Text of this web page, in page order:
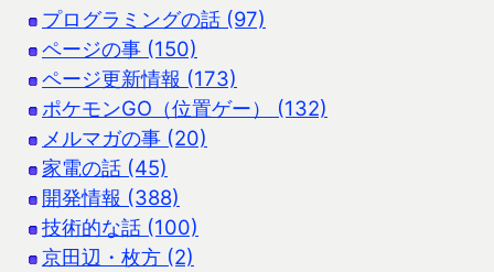
プログラミングの話 (97)
ページの事 (150)
ページ更新情報 (173)
ポケモンGO（位置ゲー） (132)
メルマガの事 (20)
家電の話 (45)
開発情報 (388)
技術的な話 (100)
京田辺・枚方 (2)